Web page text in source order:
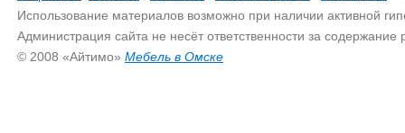
Использование материалов возможно при наличии активной
Администрация сайта не несёт ответственности за
© 2008 «Айтимо» Мебель в Омске